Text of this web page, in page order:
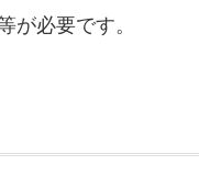
必要です。